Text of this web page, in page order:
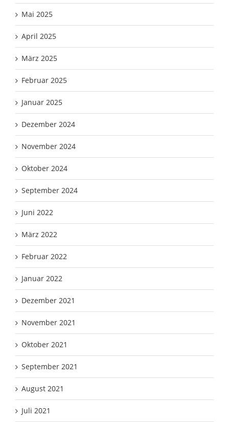
Mai 2025
April 2025
März 2025
Februar 2025
Januar 2025
Dezember 2024
November 2024
Oktober 2024
September 2024
Juni 2022
März 2022
Februar 2022
Januar 2022
Dezember 2021
November 2021
Oktober 2021
September 2021
August 2021
Juli 2021